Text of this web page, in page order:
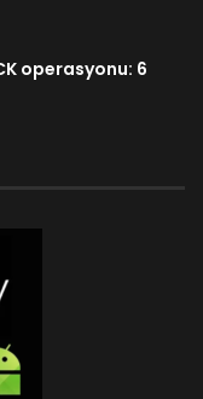
operasyonu: 6